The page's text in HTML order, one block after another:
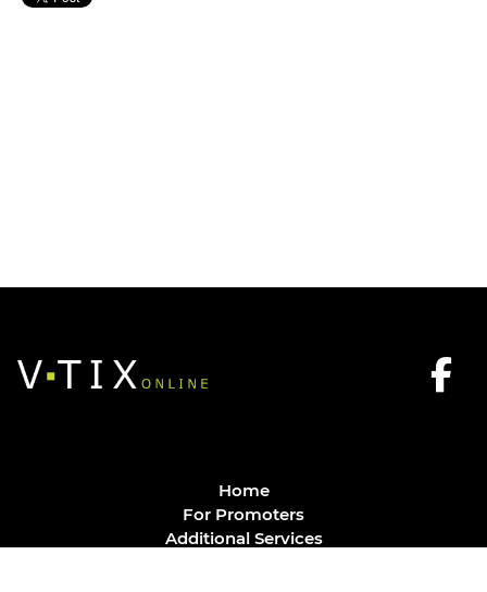
Home
For Promoters
Additional Services